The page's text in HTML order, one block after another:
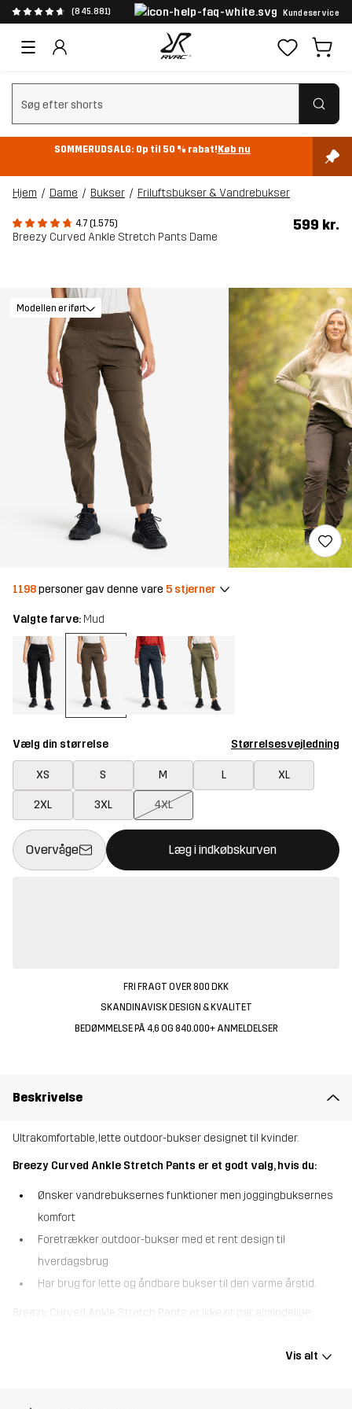
(845.881) Kundeservice
Ryd søgning
SOMMERUDSALG: Op til 50 % rabat!Køb nu
Hjem Dame Bukser Friluftsbukser & Vandrebukser
4.7 (1.575)
Breezy Curved Ankle Stretch Pants Dame
599 kr.
Modellen er iført
1198personer gav denne vare 5 stjerner
Valgte farve: Mud
Vælg din størrelse Størrelsesvejledning
XS S M L XL
2XL 3XL 4XL
Overvåge Læg i indkøbskurven
Denne knap åbner en modal, der bekræfter en ny vare i
{{size}} ikke tilgængelig
FRI FRAGT OVER 800 DKK
SKANDINAVISK DESIGN & KVALITET
BEDØMMELSE PÅ 4,6 OG 840.000+ ANMELDELSER
Beskrivelse
Ultrakomfortable, lette outdoor-bukser designet til kvinder.
Breezy Curved Ankle Stretch Pants er et godt valg, hvis du:
Ønsker vandrebuksernes funktioner men joggingbuksernes
komfort
Foretrækker outdoor-bukser med et rent design til
hverdagsbrug
Har brug for lette og åndbare bukser til den varme årstid.
Breezy Curved Ankle Stretch Pants er ikke et par almindelige
maksimere din komfort fra taljen og ned. Med en blød, elastisk
Vis alt